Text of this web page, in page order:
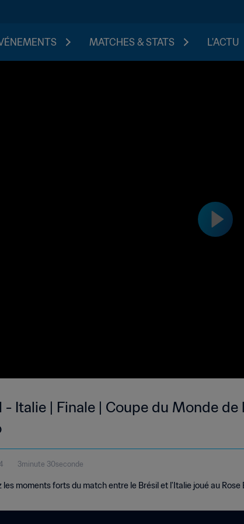
MATCHES & STATS L'ACTU
- Italie | Finale | Coupe du Monde de
3minute 30seconde
les moments forts du match entre le Brésil et l'Italie joué au